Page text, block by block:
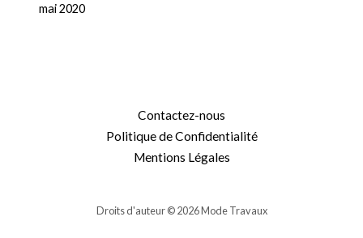
mai 2020
Contactez-nous
Politique de Confidentialité
Mentions Légales
Droits d'auteur © 2026 Mode Travaux